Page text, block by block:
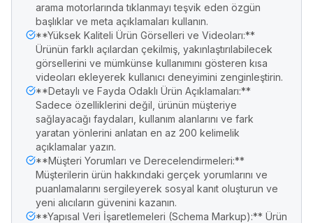
arama motorlarında tıklanmayı teşvik eden özgün
başlıklar ve meta açıklamaları kullanın.
**Yüksek Kaliteli Ürün Görselleri ve Videoları:**
Ürünün farklı açılardan çekilmiş, yakınlaştırılabilecek
görsellerini ve mümkünse kullanımını gösteren kısa
videoları ekleyerek kullanıcı deneyimini zenginleştirin.
**Detaylı ve Fayda Odaklı Ürün Açıklamaları:**
Sadece özelliklerini değil, ürünün müşteriye
sağlayacağı faydaları, kullanım alanlarını ve fark
yaratan yönlerini anlatan en az 200 kelimelik
açıklamalar yazın.
**Müşteri Yorumları ve Derecelendirmeleri:**
Müşterilerin ürün hakkındaki gerçek yorumlarını ve
puanlamalarını sergileyerek sosyal kanıt oluşturun ve
yeni alıcıların güvenini kazanın.
**Yapısal Veri İşaretlemeleri (Schema Markup):** Ürün